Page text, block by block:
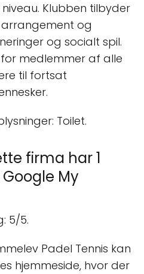
Klubben tilbyder
og
og socialt spil.
medlemmer af alle
til fortsat
Toilet.
firma har 1
My
5/5.
Padel Tennis kan
hjemmeside, hvor der